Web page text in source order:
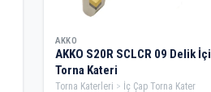
AKKO
AKKO S20R SCLCR 09 Delik İçi
Torna Kateri
Torna Katerleri İç Çap Torna Kater